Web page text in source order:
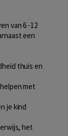
van 6 -12
een
thuis en
met
je kind
het